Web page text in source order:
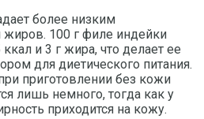
более низким
100 г филе индейки
и 3 г жира, что делает ее
для диетического питания.
приготовлении без кожи
лишь немного, тогда как у
приходится на кожу.